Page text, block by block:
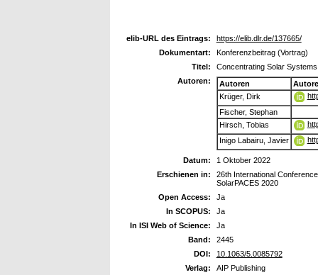
elib-URL des Eintrags:
https://elib.dlr.de/137665/
Dokumentart:
Konferenzbeitrag (Vortrag)
Titel:
Concentrating Solar
Autoren:
Autoren
Krüger, Dirk
Fischer, Stephan
Hirsch, Tobias
Inigo Labairu, Javier
Datum:
1 Oktober 2022
Erschienen in:
26th International
SolarPACES 2020
Open Access:
Ja
In SCOPUS:
Ja
In ISI Web of Science:
Ja
Band:
2445
DOI:
10.1063/5.0085792
Verlag:
AIP Publishing